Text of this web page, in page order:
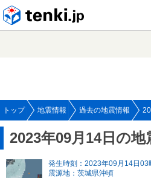
トップ 地震情報 過去の地震情報
2023年09月14日の地
発生時刻：2023年09月14日03
震源地：茨城県沖頃